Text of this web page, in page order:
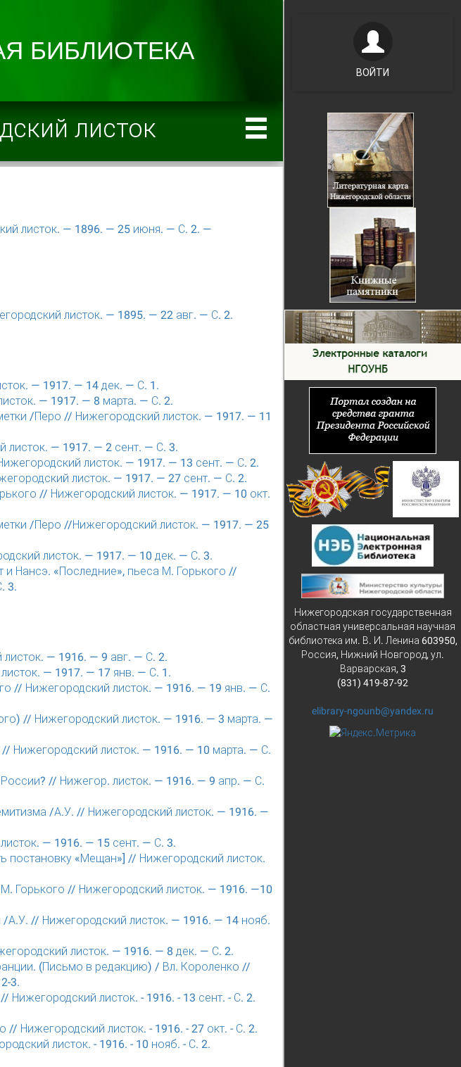
листок
листок. — 1896. — 25 июня. — С. 2. —
листок. — 1895. — 22 авг. — С. 2.
— 1917. — 14 дек. — С. 1.
— 1917. — 8 марта. — С. 2.
/Перо // Нижегородский листок. — 1917. — 11
листок. — 1917. — 2 сент. — С. 3.
листок. — 1917. — 13 сент. — С. 2.
листок. — 1917. — 27 сент. — С. 2.
// Нижегородский листок. — 1917. — 10 окт.
/Перо //Нижегородский листок. — 1917. — 25
листок. — 1917. — 10 дек. — С. 3.
Нансэ. «Последние», пьеса М. Горького //
3.
— 1916. — 9 авг. — С. 2.
— 1917. — 17 янв. — С. 1.
// Нижегородский листок. — 1916. — 19 янв. — С.
// Нижегородский листок. — 1916. — 3 марта. —
Нижегородский листок. — 1916. — 10 марта. — С.
// Нижегор. листок. — 1916. — 9 апр. — С.
/А.У. // Нижегородский листок. — 1916. —
— 1916. — 15 сент. — С. 3.
постановку «Мещан»] // Нижегородский листок.
Горького // Нижегородский листок. — 1916. —10
// Нижегородский листок. — 1916. — 14 нояб.
листок. — 1916. — 8 дек. — С. 2.
(Письмо в редакцию) / Вл. Короленко //
3.
листок. - 1916. - 13 сент. - С. 2.
Нижегородский листок. - 1916. - 27 окт. - С. 2.
листок. - 1916. - 10 нояб. - С. 2.
ВОЙТИ
Нижегородская государственная
областная универсальная научная
библиотека им. В. И. Ленина 603950,
Россия, Нижний Новгород, ул.
Варварская, 3
(831) 419-87-92
elibrary-ngounb@yandex.ru